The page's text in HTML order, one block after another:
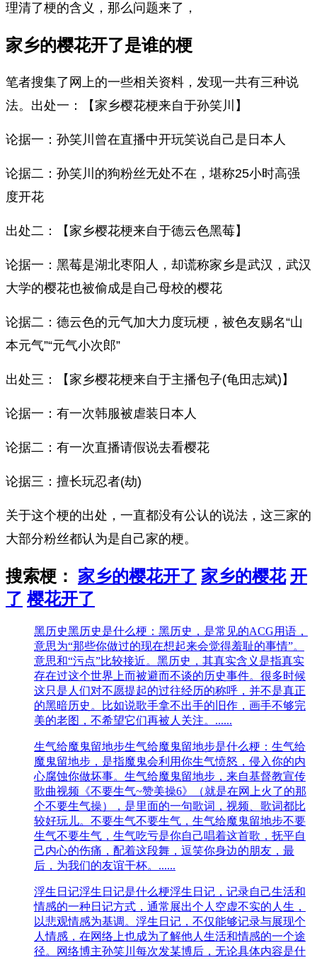
理清了梗的含义，那么问题来了，
家乡的樱花开了是谁的梗
笔者搜集了网上的一些相关资料，发现一共有三种说
法。出处一：【家乡樱花梗来自于孙笑川】
论据一：孙笑川曾在直播中开玩笑说自己是日本人
论据二：孙笑川的狗粉丝无处不在，堪称25小时高强
度开花
出处二：【家乡樱花梗来自于德云色黑莓】
论据一：黑莓是湖北枣阳人，却谎称家乡是武汉，武汉
大学的樱花也被偷成是自己母校的樱花
论据二：德云色的元气加大力度玩梗，被色友赐名“山
本元气”“元气小次郎”
出处三：【家乡樱花梗来自于主播包子(龟田志斌)】
论据一：有一次韩服被虐装日本人
论据二：有一次直播请假说去看樱花
论据三：擅长玩忍者(劫)
关于这个梗的出处，一直都没有公认的说法，这三家的
大部分粉丝都认为是自己家的梗。
搜索梗： 家乡的樱花开了 家乡的樱花 开
了 樱花开了
黑历史黑历史是什么梗：黑历史，是常见的ACG用语，
意思为“那些你做过的现在想起来会觉得羞耻的事情”。
意思和“污点”比较接近。黑历史，其真实含义是指真实
存在过这个世界上而被避而不谈的历史事件。很多时候
这只是人们对不愿提起的过往经历的称呼，并不是真正
的黑暗历史。比如说歌手拿不出手的旧作，画手不够完
美的老图，不希望它们再被人关注。......
生气给魔鬼留地步生气给魔鬼留地步是什么梗：生气给
魔鬼留地步，是指魔鬼会利用你生气愤怒，侵入你的内
心腐蚀你做坏事。生气给魔鬼留地步，来自基督教宣传
歌曲视频《不要生气~赞美操6》（就是在网上火了的那
个不要生气操），是里面的一句歌词，视频、歌词都比
较好玩儿。不要生气不要生气，生气给魔鬼留地步不要
生气不要生气，生气吃亏是你自己唱着这首歌，抚平自
己内心的伤痛，配着这段舞，逗笑你身边的朋友，最
后，为我们的友谊干杯。......
浮生日记浮生日记是什么梗​浮生日记，记录自己生活和
情感的一种日记方式，通常展出个人空虚不实的人生，
以悲观情感为基调。浮生日记，不仅能够记录与展现个
人情感，在网络上也成为了解他人生活和情感的一个途
径。网络博主孙笑川每次发某博后，无论具体内容是什